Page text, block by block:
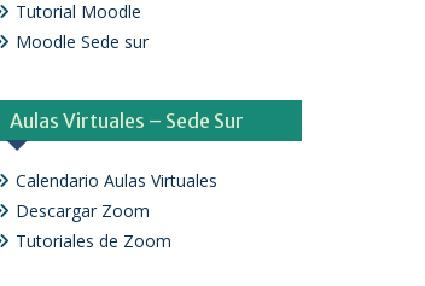
Tutorial Moodle
Moodle Sede sur
Aulas Virtuales – Sede Sur
Calendario Aulas Virtuales
Descargar Zoom
Tutoriales de Zoom